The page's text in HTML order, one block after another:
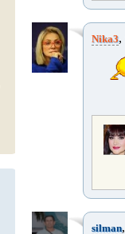
Nika3,
silman,